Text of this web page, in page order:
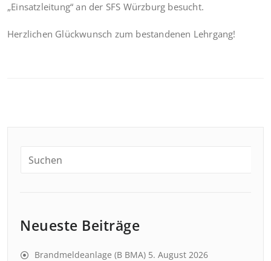
„Einsatzleitung“ an der SFS Würzburg besucht.
Herzlichen Glückwunsch zum bestandenen Lehrgang!
Neueste Beiträge
Brandmeldeanlage (B BMA) 5. August 2026